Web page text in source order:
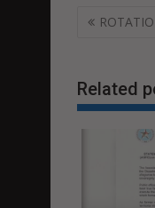
Post
Related